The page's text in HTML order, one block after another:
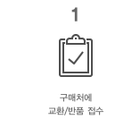
1
구매처에
교환/반품 접수